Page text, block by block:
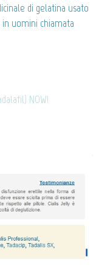
di gelatina usato
uomini chiamata
NOW!